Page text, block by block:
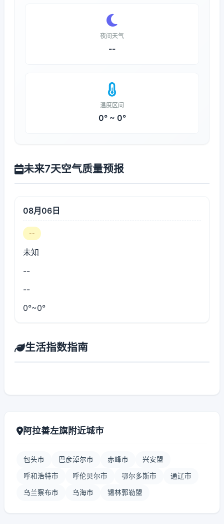
夜间天气
--
温度区间
0° ~ 0°
未来7天空气质量预报
08月06日
--
未知
--
--
0°~0°
生活指数指南
阿拉善左旗附近城市
包头市 巴彦淖尔市 赤峰市 兴安盟
呼和浩特市 呼伦贝尔市 鄂尔多斯市 通辽市
乌兰察布市 乌海市 锡林郭勒盟